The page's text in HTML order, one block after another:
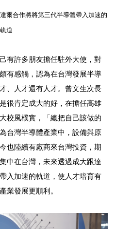
爾合作將將第三代半導體帶入加速的
軌道
有許多朋友擔任駐外大使，對
有感觸，認為在台灣發展半導
、人才還有人才。曾文生次長
很肯定成大的好，在擔任高雄
校風樸實，「總把自己該做的
台灣半導體產業中，設備與原
也陸續有廠商來台灣投資，期
中在台灣，未來透過成大跟達
入加速的軌道，使人才培育有
業發展更順利。